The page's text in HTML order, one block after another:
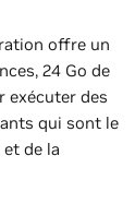
offre un
24 Go de
exécuter des
qui sont le
de la